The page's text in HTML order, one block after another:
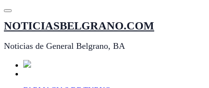
Saltar
contenido
NOTICIASBELGRANO.COM
Noticias de General Belgrano, BA